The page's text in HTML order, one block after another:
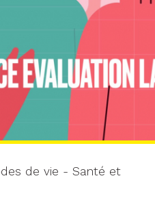
de vie - Santé et